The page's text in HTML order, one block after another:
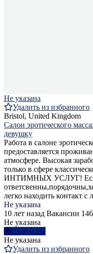
Не указана
Удалить из избранного
Bristol, United Kingdom
Салон эротического
девушку
Работа в салоне
предоставляется
атмосфере. Высокая
только в сфере
ИНТИМНЫХ УСЛУГ! Если
легко находить контакт с
Не указана
10 лет назад Вакансии
Не указана
Написать
Не указана
Удалить из избранного